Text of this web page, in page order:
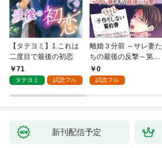
【タテヨミ】1.これは
二度目で最後の初恋
71
タテヨミ 試読フル
離婚３分前 ～サレ妻た
ちの最後の反撃～第1
話0
試読フル
新刊配信予定